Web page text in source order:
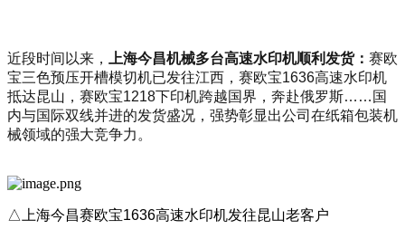
近段时间以来， 上海今昌机械多台高速水印机顺利发货： 赛欧
宝三色预压开槽模切机已发往江西，赛欧宝1636高速水印机
抵达昆山，赛欧宝1218下印机跨越国界，奔赴俄罗斯……国
内与国际双线并进的发货盛况，强势彰显出公司在纸箱包装机
械领域的强大竞争力。
△上海今昌赛欧宝1636高速水印机发往昆山老客户